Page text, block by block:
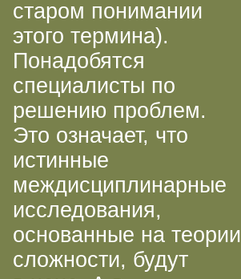
старом понимании
этого термина).
Понадобятся
специалисты по
решению проблем.
Это означает, что
истинные
междисциплинарные
исследования,
основанные на теории
сложности, будут